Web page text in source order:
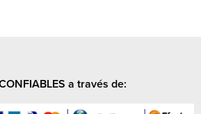
a través de: